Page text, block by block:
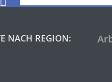
NACH REGION: